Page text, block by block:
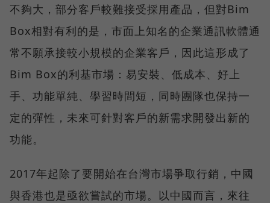
不夠大，部分客戶較難接受採用產品，但對Bim
Box相對有利的是，市面上知名的企業通訊軟體通
常不願承接較小規模的企業客戶，因此這形成了
Bim Box的利基市場：易安裝、低成本、好上
手、功能單純、學習時間短，同時團隊也保持一
定的彈性，未來可針對客戶的新需求開發出新的
功能。
2017年起除了要開始在台灣市場爭取行銷，中國
與香港也是亟欲嘗試的市場。以中國而言，來往